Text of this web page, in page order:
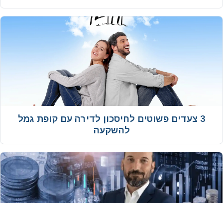
3 צעדים פשוטים לחיסכון לדירה עם קופת גמל
להשקעה